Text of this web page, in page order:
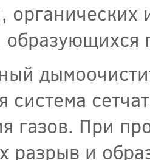
образующихся
система
газов. При
разрыв и